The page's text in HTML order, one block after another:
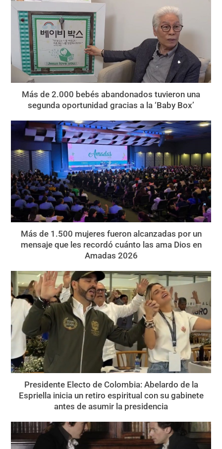
Más de 2.000 bebés abandonados tuvieron una
segunda oportunidad gracias a la ‘Baby Box’
Más de 1.500 mujeres fueron alcanzadas por un
mensaje que les recordó cuánto las ama Dios en
Amadas 2026
Presidente Electo de Colombia: Abelardo de la
Espriella inicia un retiro espiritual con su gabinete
antes de asumir la presidencia